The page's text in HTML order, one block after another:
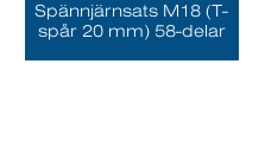
Spännjärnsats M18 (T-
spår 20 mm) 58-delar